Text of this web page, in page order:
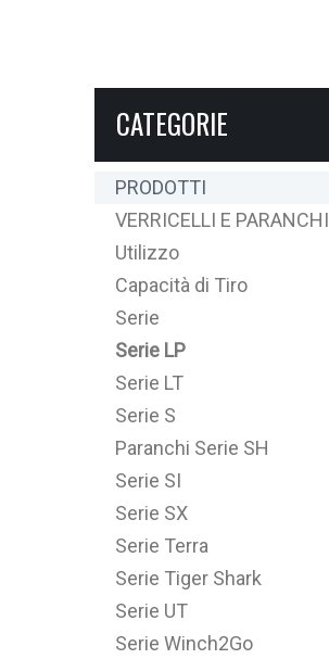
CATEGORIE
PRODOTTI
VERRICELLI E PARANCHI
Utilizzo
Capacità di Tiro
Serie
Serie LP
Serie LT
Serie S
Paranchi Serie SH
Serie SI
Serie SX
Serie Terra
Serie Tiger Shark
Serie UT
Serie Winch2Go